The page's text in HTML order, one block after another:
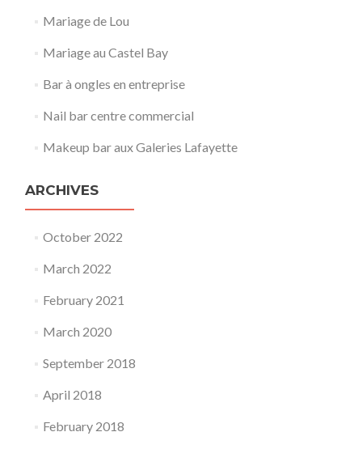
Mariage de Lou
Mariage au Castel Bay
Bar à ongles en entreprise
Nail bar centre commercial
Makeup bar aux Galeries Lafayette
ARCHIVES
October 2022
March 2022
February 2021
March 2020
September 2018
April 2018
February 2018